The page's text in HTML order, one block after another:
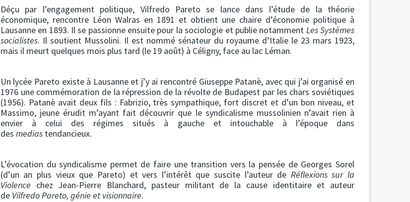
Déçu par l’engagement politique, Vilfredo Pareto se lance dans l’étude de la théorie
économique, rencontre Léon Walras en 1891 et obtient une chaire d’économie politique à
Lausanne en 1893. Il se passionne ensuite pour la sociologie et publie notamment Les Systèmes
socialistes. Il soutient Mussolini. Il est nommé sénateur du royaume d’Italie le 23 mars 1923,
mais il meurt quelques mois plus tard (le 19 août) à Céligny, face au lac Léman.
Un lycée Pareto existe à Lausanne et j’y ai rencontré Giuseppe Patanè, avec qui j’ai organisé en
1976 une commémoration de la répression de la révolte de Budapest par les chars soviétiques
(1956). Patanè avait deux fils : Fabrizio, très sympathique, fort discret et d’un bon niveau, et
Massimo, jeune érudit m’ayant fait découvrir que le syndicalisme mussolinien n’avait rien à
envier à celui des régimes situés à gauche et intouchable à l’époque dans
des mediastendancieux.
L’évocation du syndicalisme permet de faire une transition vers la pensée de Georges Sorel
(d’un an plus vieux que Pareto) et vers l’intérêt que suscite l’auteur de Réflexions sur la
Violence chez Jean-Pierre Blanchard, pasteur militant de la cause identitaire et auteur
de Vilfredo Pareto, génie et visionnaire.